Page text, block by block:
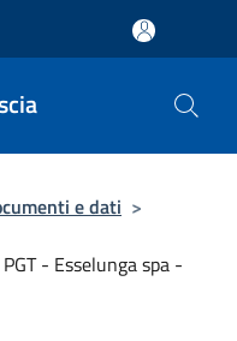
e dati >
- Esselunga spa -